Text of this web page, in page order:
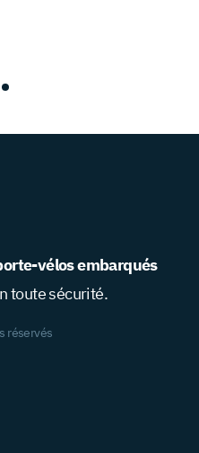
vélos embarqués
toute sécurité.
réservés